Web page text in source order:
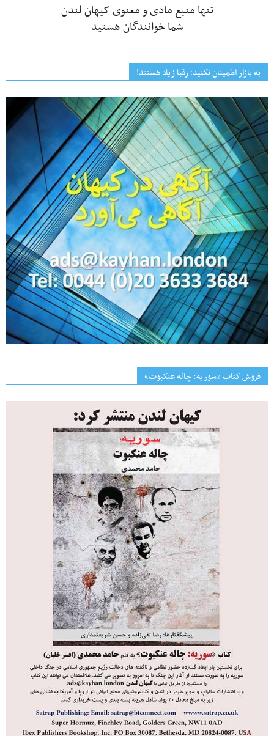
تنها منبع مادی و معنوی کیهان لندن
شما خوانندگان هستید
به بازار اطمینان نکنید؛ رقبا زیاد هستند!
فروش کتاب «سوریه: چاله عنکبوت»